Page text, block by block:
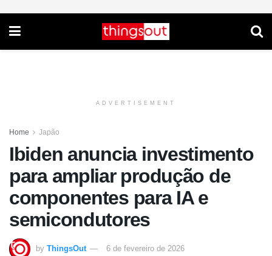
ADVERTISEMENT
Home Japão
Ibiden anuncia investimento
para ampliar produção de
componentes para IA e
semicondutores
by ThingsOut 6 de fevereiro de 2026